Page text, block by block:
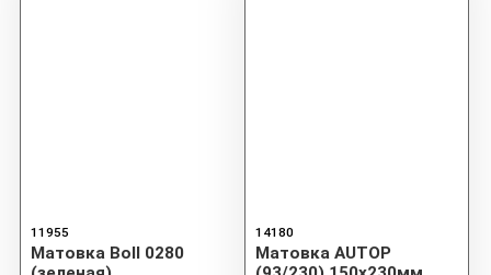
11955
Матовка Boll 0280
14180
Матовка AUTOP